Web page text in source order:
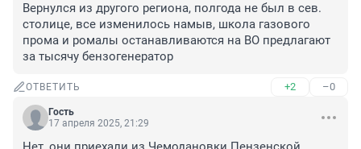
Вернулся из другого региона, полгода не был в сев.
столице, все изменилось намыв, школа газового
прома и ромалы останавливаются на ВО предлагают
за тысячу бензогенератор
ОТВЕТИТЬ +2 –0
Гость
17 апреля 2025, 21:29